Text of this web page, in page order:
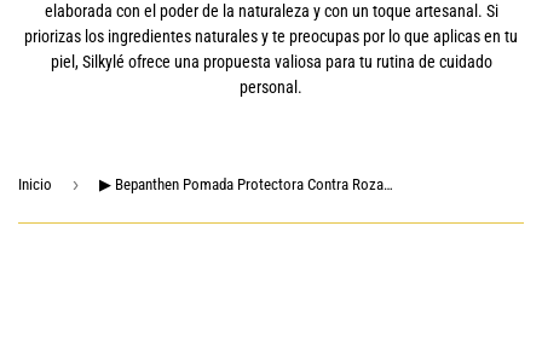
elaborada con el poder de la naturaleza y con un toque artesanal. Si
priorizas los ingredientes naturales y te preocupas por lo que aplicas en tu
piel, Silkylé ofrece una propuesta valiosa para tu rutina de cuidado
personal.
Inicio › ▶ Bepanthen Pomada Protectora Contra Rozaduras de Bebé Dexpanthenol 5 % 30 g